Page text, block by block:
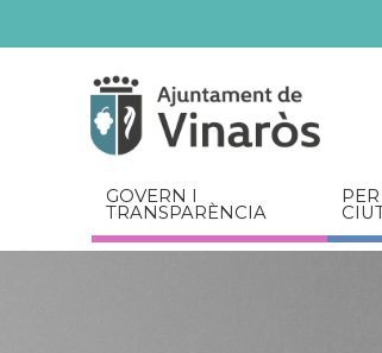
relacionats
GOVERN I
TRANSPARÈNCIA